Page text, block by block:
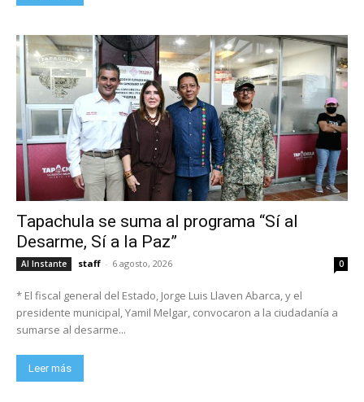
Tapachula se suma al programa “Sí al
Desarme, Sí a la Paz”
Al Instante staff - 6 agosto, 2026 0
* El fiscal general del Estado, Jorge Luis Llaven Abarca, y el
presidente municipal, Yamil Melgar, convocaron a la ciudadanía a
sumarse al desarme...
Leer más